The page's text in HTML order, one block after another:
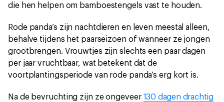
die hen helpen om bamboestengels vast te houden.
Rode panda’s zijn nachtdieren en leven meestal alleen,
behalve tijdens het paarseizoen of wanneer ze jongen
grootbrengen. Vrouwtjes zijn slechts een paar dagen
per jaar vruchtbaar, wat betekent dat de
voortplantingsperiode van rode panda’s erg kort is.
Na de bevruchting zijn ze ongeveer 130 dagen drachtig